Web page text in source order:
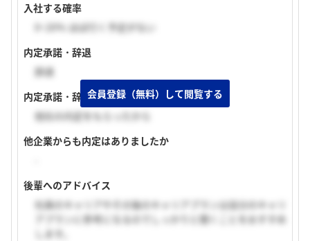
入社する確率
0~20% ほぼ行く予定がない
内定承諾・辞退
辞退
内定承諾・辞退理由
他社の内定をもらったから
他企業からも内定はありましたか
後輩へのアドバイス
社員のキャリアやその後のキャリアプランは自分のキャリ
アプランに参考になるのでしっかりと聞くことをおすすめ
します。
会員登録（無料）して閲覧する